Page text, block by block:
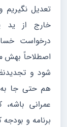
تعدیل
خارج از ید
درخواست
اصطلاحاً بهش
شود و
هم حتی جا به